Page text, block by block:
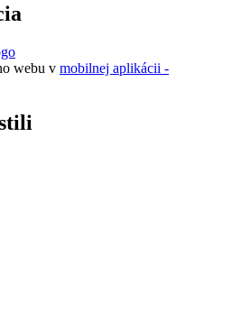
webu v mobilnej aplikácii -